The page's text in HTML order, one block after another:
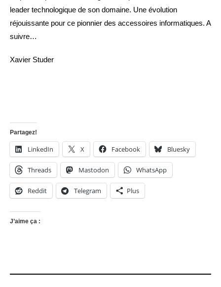
leader technologique de son domaine. Une évolution
réjouissante pour ce pionnier des accessoires informatiques. A
suivre…
Xavier Studer
Partagez!
LinkedIn X Facebook Bluesky
Threads Mastodon WhatsApp
Reddit Telegram Plus
J’aime ça :